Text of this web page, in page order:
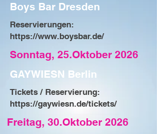
Boys Bar Dresden
Reservierungen:
https://www.boysbar.de/
Sonntag, 25.Oktober 2026
GAYWIESN Berlin
Tickets / Reservierung:
https://gaywiesn.de/tickets/
Freitag, 30.Oktober 2026